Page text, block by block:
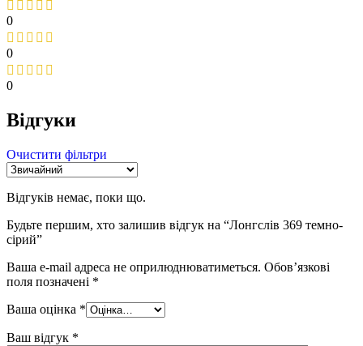
0
0
0
Відгуки
Очистити фільтри
Відгуків немає, поки що.
Будьте першим, хто залишив відгук на “Лонгслів 369 темно-
сірий”
Ваша e-mail адреса не оприлюднюватиметься. Обов’язкові
поля позначені *
Ваша оцінка *
Ваш відгук *